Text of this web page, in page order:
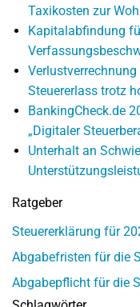
Taxikosten zur
Kapitalabfindung
Steuererlass trotz
BankingCheck.de
„Digitaler
Unterhalt an
Ratgeber
Steuererklärung für
Abgabefristen für die
Abgabepflicht für die